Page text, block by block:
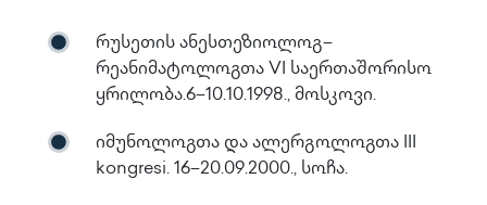
რუსეთის ანესთეზიოლოგ–
რეანიმატოლოგთა VI საერთაშორისო
ყრილობა.6–10.10.1998., მოსკოვი.
იმუნოლოგთა და ალერგოლოგთა III
kongresi. 16–20.09.2000., სოჩა.